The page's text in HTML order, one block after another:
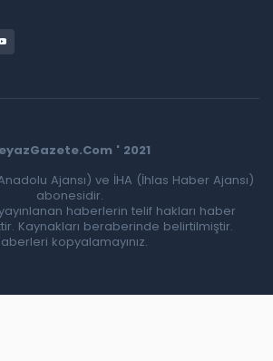
' 2021
Ajansı) ve İHA (İhlas Haber Ajansı)
abonesidir.
haberlerin telif hakları haber
Kaynakları beraberinde belirtilmiştir.
kopyalamayınız.